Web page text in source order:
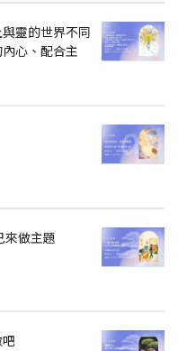
靈的世界不同
內心、配合主
來做主題